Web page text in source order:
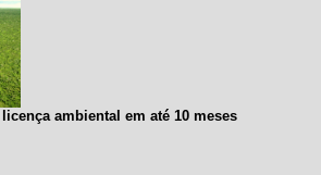
ambiental em até 10 meses